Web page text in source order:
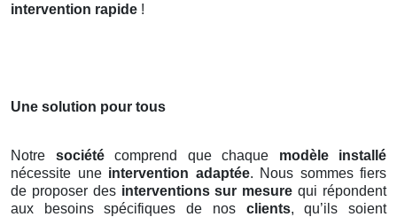
intervention rapide !
Une solution pour tous
Notre sociétécomprend que chaque modèle installé
nécessite une intervention adaptée. Nous sommes fiers
de proposer des interventions sur mesure qui répondent
aux besoins spécifiques de nos clients, qu’ils soient